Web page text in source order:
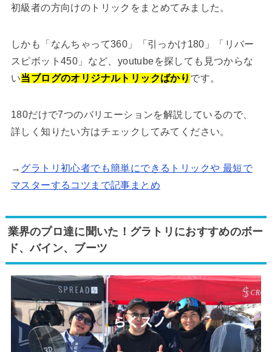
初級者の方向けのトリックをまとめてみました。
しかも「なんちゃって360」「引っかけ180」「リバー
スピボット450」など、youtubeを探しても見つからな
い当ブログのオリジナルトリックばかり です。
180だけで7つのバリエーションを解説しているので、
詳しく知りたい方はチェックしてみてください。
→ グラトリ初心者でも簡単にできるトリックや 最短で
マスターするコツまで記事まとめ
業界のプロ達に聞いた！グラトリにおすすめのボー
ド、バイン、ブーツ